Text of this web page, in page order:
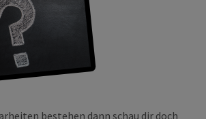
bestehen dann schau dir doch